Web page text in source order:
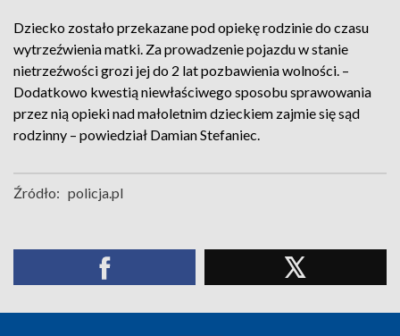
Dziecko zostało przekazane pod opiekę rodzinie do czasu
wytrzeźwienia matki. Za prowadzenie pojazdu w stanie
nietrzeźwości grozi jej do 2 lat pozbawienia wolności. –
Dodatkowo kwestią niewłaściwego sposobu sprawowania
przez nią opieki nad małoletnim dzieckiem zajmie się sąd
rodzinny – powiedział Damian Stefaniec.
Źródło: policja.pl